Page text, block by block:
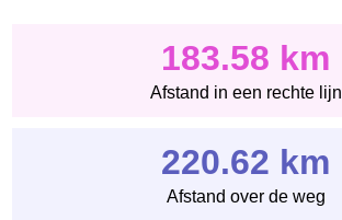
183.58 km
Afstand in een rechte lijn
220.62 km
Afstand over de weg